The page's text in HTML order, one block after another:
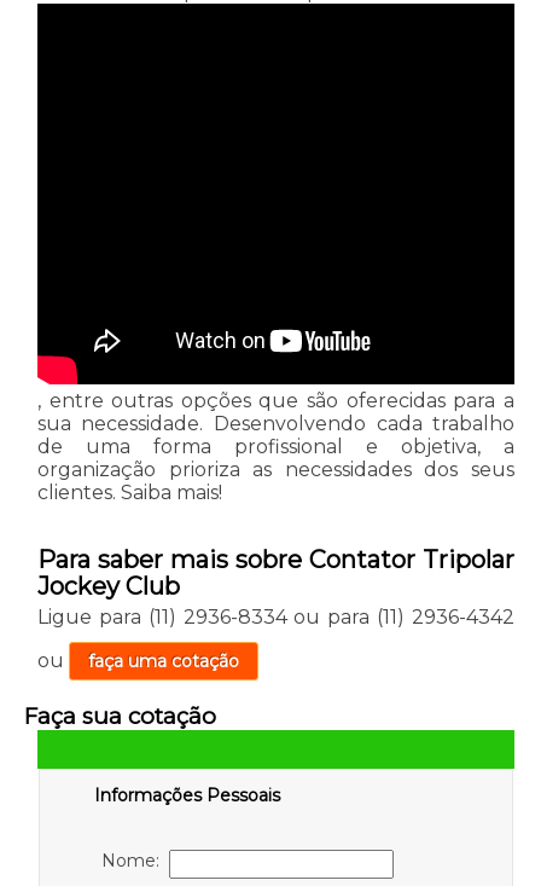
, entre outras opções que são oferecidas para a
sua necessidade. Desenvolvendo cada trabalho
de uma forma profissional e objetiva, a
organização prioriza as necessidades dos seus
clientes. Saiba mais!
Para saber mais sobre Contator Tripolar
Jockey Club
Ligue para (11) 2936-8334ou para (11) 2936-4342
ou
faça uma cotação
Faça sua cotação
Informações Pessoais
Nome: